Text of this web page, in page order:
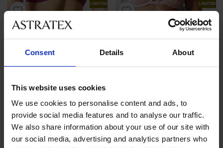
Consent Details About
This website uses cookies
We use cookies to personalise content and ads, to
provide social media features and to analyse our traffic.
We also share information about your use of our site with
our social media, advertising and analytics partners who
LIMITED
Výprodej -50%
LIMITED
-30%